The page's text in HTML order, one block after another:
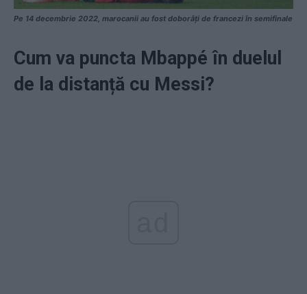
Pe 14 decembrie 2022, marocanii au fost doborâți de francezi în semifinale
Cum va puncta Mbappé în duelul
de la distanță cu Messi?